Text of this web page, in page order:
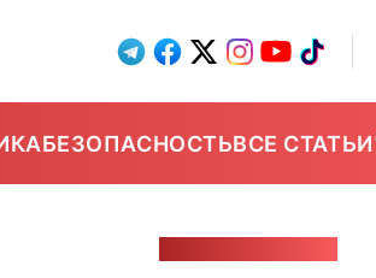
БЕЗОПАСНОСТЬВСЕ СТАТЬИ